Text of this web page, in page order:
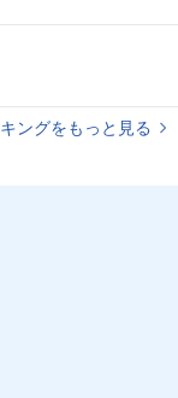
ングをもっと見る